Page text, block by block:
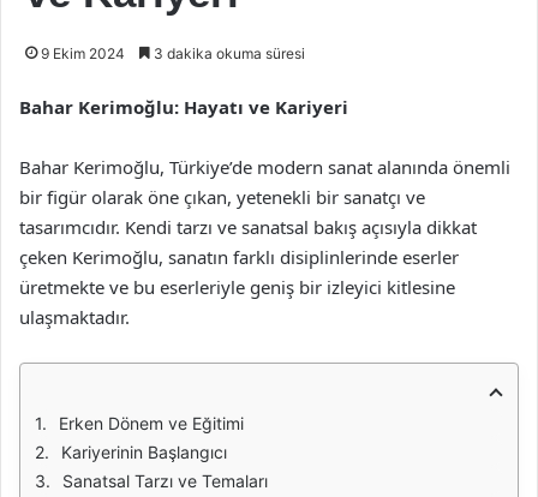
9 Ekim 2024 3 dakika okuma süresi
Bahar Kerimoğlu: Hayatı ve Kariyeri
Bahar Kerimoğlu, Türkiye’de modern sanat alanında önemli
bir figür olarak öne çıkan, yetenekli bir sanatçı ve
tasarımcıdır. Kendi tarzı ve sanatsal bakış açısıyla dikkat
çeken Kerimoğlu, sanatın farklı disiplinlerinde eserler
üretmekte ve bu eserleriyle geniş bir izleyici kitlesine
ulaşmaktadır.
Erken Dönem ve Eğitimi
Kariyerinin Başlangıcı
Sanatsal Tarzı ve Temaları